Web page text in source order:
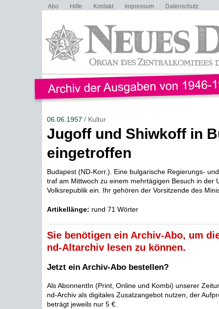
Abo Hilfe Kontakt Impressum Datenschutz
06.06.1957 / Kultur
Jugoff und Shiwkoff in
eingetroffen
Budapest (ND-Korr.). Eine bulgarische Regierungs-
traf am Mittwoch zu einem mehrtägigen Besuch in der
Volksrepublik ein. Ihr gehören der Vorsitzende des
Artikellänge: rund 71 Wörter
Sie benötigen ein Archiv-Abo, um
nd-Altarchiv lesen zu können.
Jetzt ein Archiv-Abo bestellen?
Als AbonnentIn (Print, Online und Kombi) unserer
nd-Archiv als digitales Zusatzangebot nutzen, der
beträgt jeweils nur 5 €.